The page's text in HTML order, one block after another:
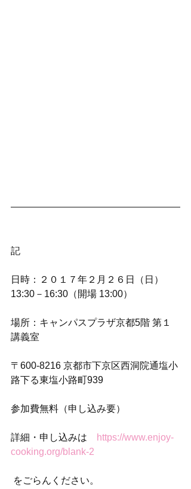
記
日時：２０１７年２月２６日（日）
13:30－16:30（開場 13:00）
場所：キャンパスプラザ京都5階 第１
講義室
〒600-8216 京都市下京区西洞院通塩小
路下る東塩小路町939
参加費無料（申し込み要）
詳細・申し込みは
https://www.enjoy-
cooking.org/blank-2
をごらんください。